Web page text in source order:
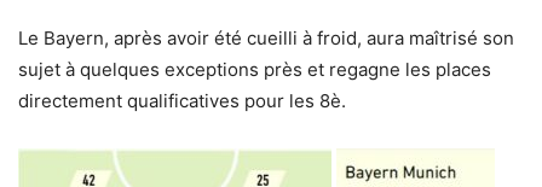
Le Bayern, après avoir été cueilli à froid, aura maîtrisé son
sujet à quelques exceptions près et regagne les places
directement qualificatives pour les 8è.